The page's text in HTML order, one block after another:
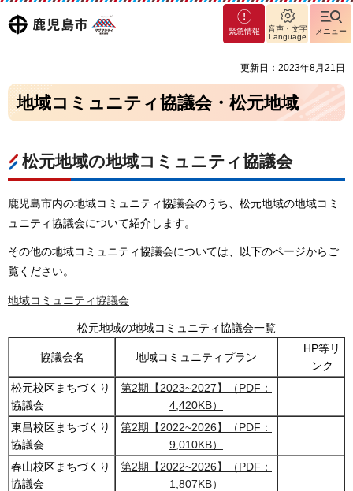
鹿児島
マグ
マシ
緊急情報
音声・文字
Language
メニュー
更新日：2023年8月21日
地域コミュニティ協議会・松元地域
松元地域の地域コミュニティ協議会
鹿児島市内の地域コミュニティ協議会のうち、松元地域の地域コミ
ュニティ協議会について紹介します。
その他の地域コミュニティ協議会については、以下のページからご
覧ください。
地域コミュニティ協議会
松元地域の地域コミュニティ協議会一覧
協議会名 地域コミュニティプラン
HP等リ
ンク
松元校区まちづくり
協議会
第2期【2023~2027】（PDF：
4,420KB）
東昌校区まちづくり
協議会
第2期【2022~2026】（PDF：
9,010KB）
春山校区まちづくり
協議会
第2期【2022~2026】（PDF：
1,807KB）